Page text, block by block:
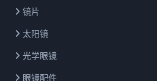
镜片
太阳镜
光学眼镜
眼镜配件